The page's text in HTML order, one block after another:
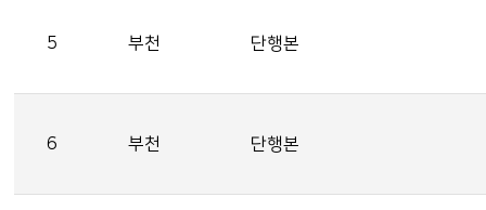
5 부천 단행본
6 부천 단행본